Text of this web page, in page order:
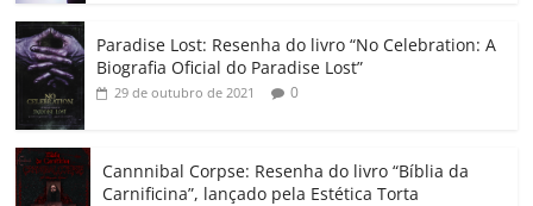
Paradise Lost: Resenha do livro “No Celebration: A
Biografia Oficial do Paradise Lost”
29 de outubro de 2021 0
Cannnibal Corpse: Resenha do livro “Bíblia da
Carnificina”, lançado pela Estética Torta